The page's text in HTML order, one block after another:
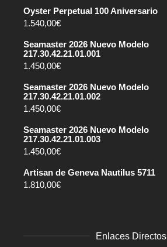
Oyster Perpetual 100 Aniversario
1.540,00€
Seamaster 2026 Nuevo Modelo
217.30.42.21.01.001
1.450,00€
Seamaster 2026 Nuevo Modelo
217.30.42.21.01.002
1.450,00€
Seamaster 2026 Nuevo Modelo
217.30.42.21.01.003
1.450,00€
Artisan de Geneva Nautilus 5711
1.810,00€
Enlaces Directos